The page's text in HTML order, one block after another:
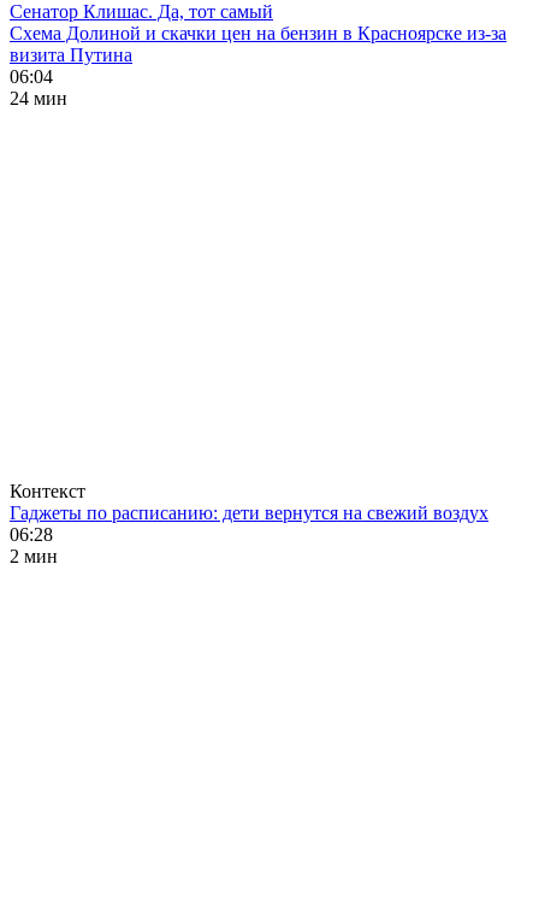
Сенатор Клишас. Да, тот самый
Схема Долиной и скачки цен на бензин в Красноярске из-за
визита Путина
06:04
24 мин
Контекст
Гаджеты по расписанию: дети вернутся на свежий воздух
06:28
2 мин